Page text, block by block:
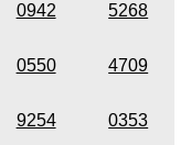
0942 5268
0550 4709
9254 0353